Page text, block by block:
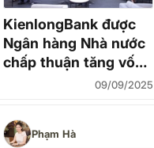
KienlongBank được
Ngân hàng Nhà nước
chấp thuận tăng vốn
điều lệ lên 5,822 tỷ
09/09/2025
Phạm Hà